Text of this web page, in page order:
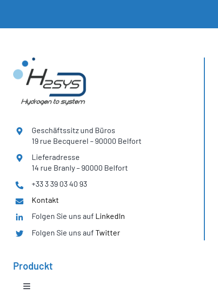
Geschäftssitz und Büros
19 rue Becquerel – 90000 Belfort
Lieferadresse
14 rue Branly – 90000 Belfort
+33 3 39 03 40 93
Kontakt
Folgen Sie uns auf LinkedIn
Folgen Sie uns aufTwitter
Produckt
Toggle